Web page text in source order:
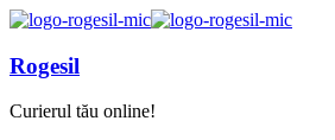
Rogesil
Curierul tău online!